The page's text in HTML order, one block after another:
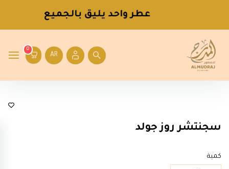
عطر واحد يليق بالجميع
AR
0
سجنتشر روز جولد
كمية